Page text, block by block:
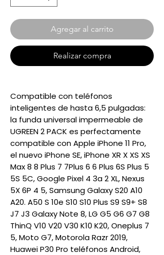
Agregar al carrito
Realizar compra
Compatible con teléfonos
inteligentes de hasta 6,5 pulgadas:
la funda universal impermeable de
UGREEN 2 PACK es perfectamente
compatible con Apple iPhone 11 Pro,
el nuevo iPhone SE, iPhone XR X XS XS
Max 8 8 Plus 7 7Plus 6 6 Plus 6S Plus 5
5S 5C, Google Pixel 4 3a 2 XL, Nexus
5X 6P 4 5, Samsung Galaxy S20 A10
A20. A50 S 10e S10 S10 Plus S9 S9+ S8
J7 J3 Galaxy Note 8, LG G5 G6 G7 G8
ThinQ V10 V20 V30 K10 K20, Oneplus 7
5, Moto G7, Motorola Razr 2019,
Huawei P30 Pro teléfonos Android,